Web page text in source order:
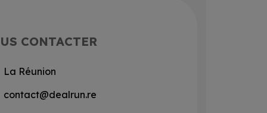
CONTACTER
La Réunion
contact@dealrun.re